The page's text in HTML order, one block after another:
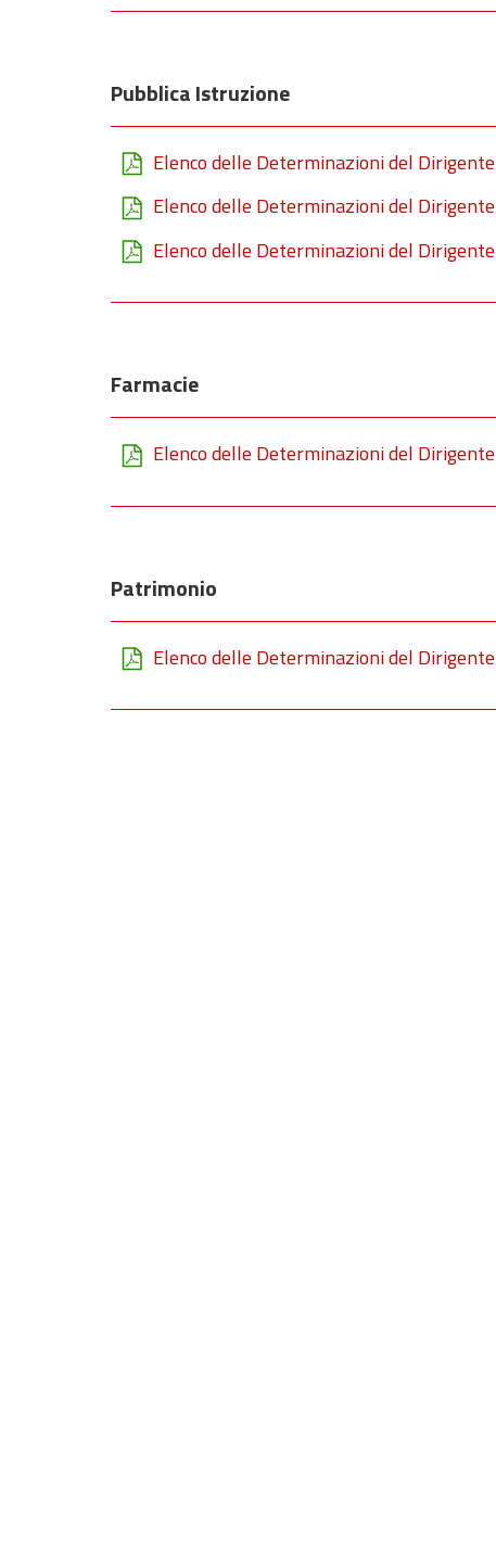
Pubblica Istruzione
Elenco delle Determinazioni del
Elenco delle Determinazioni del
Elenco delle Determinazioni del
Farmacie
Elenco delle Determinazioni del
Patrimonio
Elenco delle Determinazioni del